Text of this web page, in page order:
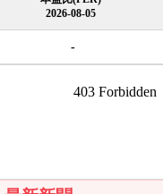
2026-08-05
-